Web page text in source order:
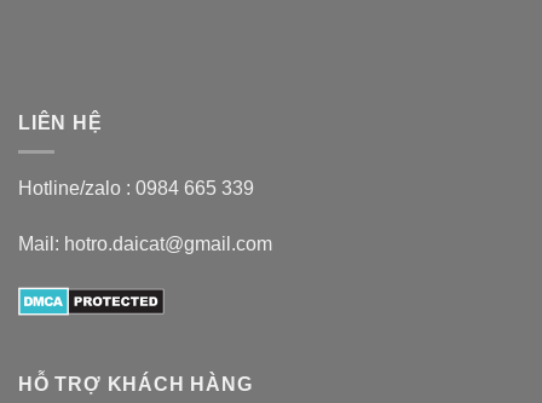
LIÊN HỆ
Hotline/zalo : 0984 665 339
Mail: hotro.daicat@gmail.com
HỖ TRỢ KHÁCH HÀNG